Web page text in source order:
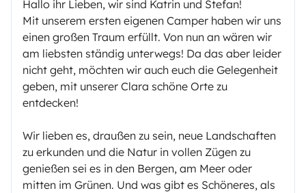
Hallo ihr Lieben, wir sind Katrin und Stefan!
Mit unserem ersten eigenen Camper haben wir uns
einen großen Traum erfüllt. Von nun an wären wir
am liebsten ständig unterwegs! Da das aber leider
nicht geht, möchten wir auch euch die Gelegenheit
geben, mit unserer Clara schöne Orte zu
entdecken!
Wir lieben es, draußen zu sein, neue Landschaften
zu erkunden und die Natur in vollen Zügen zu
genießen sei es in den Bergen, am Meer oder
mitten im Grünen. Und was gibt es Schöneres, als